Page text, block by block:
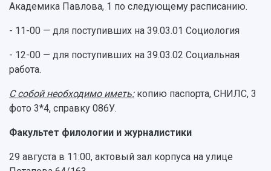
Академика Павлова, 1 по следующему расписанию.
- 11-00 — для поступивших на 39.03.01 Социология
- 12-00 — для поступивших на 39.03.02 Социальная
работа.
С собой необходимо иметь:копию паспорта, СНИЛС, 3
фото 3*4, справку 086У.
Факультет филологии и журналистики
29 августа в 11:00, актовый зал корпуса на улице